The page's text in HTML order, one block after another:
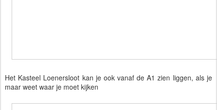
Het Kasteel Loenersloot kan je ook vanaf de A1 zien liggen, als je
maar weet waar je moet kijken